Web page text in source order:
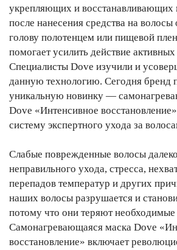
укрепляющих и
после нанесения средства на
голову полотенцем или пищевой
помогает усилить действие
Специалисты Dove изучили и
данную технологию. Сегодня бренд
уникальную новинку —
Dove «Интенсивное
систему экспертного ухода за
Слабые поврежденные волосы
неправильного ухода, стресса,
перепадов температур и других
наших волосы разрушается и
потому что они теряют необходимые
Самонагревающаяся маска Dove
восстановление» включает